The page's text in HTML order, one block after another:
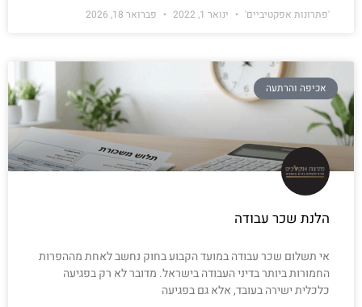
'פתרונות אפקטיביים' ינואר 1, 2022 פברואר 18, 2026
אכיפה והרתעה
הלנת שכר עבודה
אי תשלום שכר עבודה במועד הקבוע בחוק נחשב לאחת מההפרות
החמורות ביותר בדיני העבודה בישראל. מדובר לא רק בפגיעה
כלכלית ישירה בעובד, אלא גם בפגיעה